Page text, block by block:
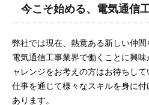
今こそ始める、電気通信
弊社では現在、熱意ある新しい仲間
電気通信工事業界で働くことに興
ャレンジをお考えの方はお待ちして
仕事を通じて様々なスキルを身に
あります。